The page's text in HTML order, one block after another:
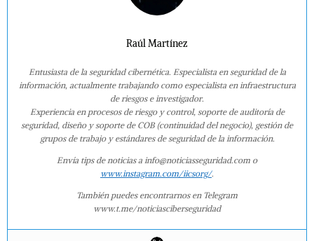
Raúl Martínez
Entusiasta de la seguridad cibernética. Especialista en seguridad de la
información, actualmente trabajando como especialista en infraestructura
de riesgos e investigador.
Experiencia en procesos de riesgo y control, soporte de auditoría de
seguridad, diseño y soporte de COB (continuidad del negocio), gestión de
grupos de trabajo y estándares de seguridad de la información.
Envía tips de noticias a info@noticiasseguridad.com o
www.instagram.com/iicsorg/.
También puedes encontrarnos en Telegram
www.t.me/noticiasciberseguridad